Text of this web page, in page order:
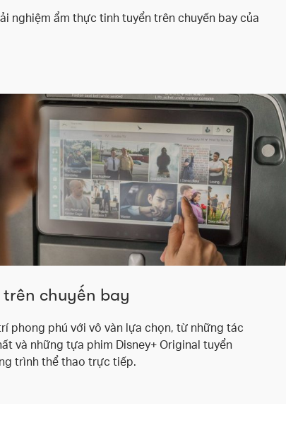
nghiệm ẩm thực tinh tuyển trên chuyến bay của
chuyến bay
phong phú với vô vàn lựa chọn, từ những tác
và những tựa phim Disney+ Original tuyển
trình thể thao trực tiếp.